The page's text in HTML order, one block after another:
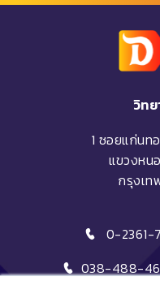
วิท
1 ซอยแก่นท
แขวงหน
กรุงเท
0-2361-
038-488-